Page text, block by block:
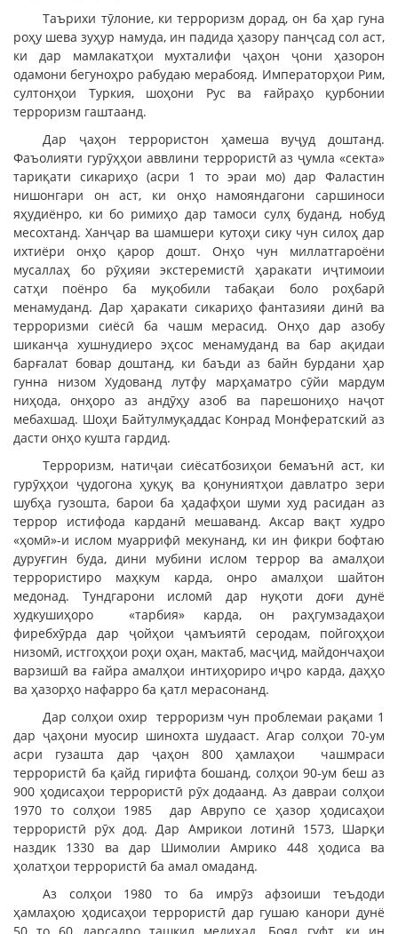
Таърихи тӯлоние, ки терроризм дорад, он ба ҳар гуна
роҳу шева зуҳур намуда, ин падида ҳазору панҷсад сол аст,
ки дар мамлакатҳои мухталифи ҷаҳон ҷони ҳазорон
одамони бегуноҳро рабудаю мерабояд. Императорҳои Рим,
султонҳои Туркия, шоҳони Рус ва ғайраҳо қурбонии
терроризм гаштаанд.
Дар ҷаҳон террористон ҳамеша вуҷуд доштанд.
Фаъолияти гурӯҳҳои аввлини террористӣ аз ҷумла «секта»
тариқати сикариҳо (асри 1 то эраи мо) дар Фаластин
нишонгари он аст, ки онҳо намояндагони саршиноси
яҳудиёнро, ки бо римиҳо дар тамоси сулҳ буданд, нобуд
месохтанд. Ханҷар ва шамшери кутоҳи сику чун силоҳ дар
ихтиёри онҳо қарор дошт. Онҳо чун миллатгароёни
мусаллаҳ бо рӯҳияи экстеремистӣ ҳаракати иҷтимоии
сатҳи поёнро ба муқобили табақаи боло роҳбарӣ
менамуданд. Дар ҳаракати сикариҳо фантазияи динӣ ва
терроризми сиёсӣ ба чашм мерасид. Онҳо дар азобу
шиканҷа хушнудиеро эҳсос менамуданд ва бар ақидаи
барғалат бовар доштанд, ки баъди аз байн бурдани ҳар
гунна низом Худованд лутфу марҳаматро сӯйи мардум
ниҳода, онҳоро аз андӯҳу азоб ва парешониҳо наҷот
мебахшад. Шоҳи Байтулмуқаддас Конрад Монфератский аз
дасти онҳо кушта гардид.
Терроризм, натиҷаи сиёсатбозиҳои бемаънӣ аст, ки
гурӯҳҳои ҷудогона ҳуқуқ ва қонуниятҳои давлатро зери
шубҳа гузошта, барои ба ҳадафҳои шуми худ расидан аз
террор истифода карданӣ мешаванд. Аксар вақт худро
«ҳомӣ»-и ислом муаррифӣ мекунанд, ки ин фикри бофтаю
дуруғгин буда, дини мубини ислом террор ва амалҳои
террористиро маҳкум карда, онро амалҳои шайтон
медонад. Тундгарони исломӣ дар нуқоти доғи дунё
худкушиҳоро «тарбия» карда, он раҳгумзадаҳои
фиребхӯрда дар ҷойҳои ҷамъиятӣ серодам, пойгоҳҳои
низомӣ, истгоҳҳои роҳи оҳан, мактаб, масҷид, майдончаҳои
варзишӣ ва ғайра амалҳои интиҳориро иҷро карда, даҳҳо
ва ҳазорҳо нафарро ба қатл мерасонанд.
Дар солҳои охир терроризм чун проблемаи рақами 1
дар ҷаҳони муосир шинохта шудааст. Агар солҳои 70-ум
асри гузашта дар ҷаҳон 800 ҳамлаҳои чашмраси
террористӣ ба қайд гирифта бошанд, солҳои 90-ум беш аз
900 ҳодисаҳои террористӣ рӯх додаанд. Аз давраи солҳои
1970 то солҳои 1985 дар Аврупо се ҳазор ҳодисаҳои
террористӣ рӯх дод. Дар Амрикои лотинӣ 1573, Шарқи
наздик 1330 ва дар Шимолии Амрико 448 ҳодиса ва
ҳолатҳои террористӣ ба амал омаданд.
Аз солҳои 1980 то ба имрӯз афзоиши теъдоди
ҳамлаҳою ҳодисаҳои террористӣ дар гушаю канори дунё